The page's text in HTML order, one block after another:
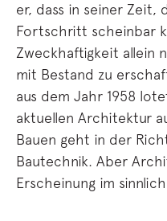
er, dass in seiner
Fortschritt scheinbar
Zweckhaftigkeit allein
mit Bestand zu
aus dem Jahr 1958
aktuellen Architektur
Bauen geht in der
Bautechnik. Aber
Erscheinung im